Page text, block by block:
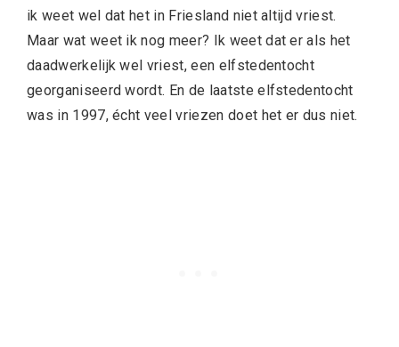
ik weet wel dat het in Friesland niet altijd vriest.
Maar wat weet ik nog meer? Ik weet dat er als het
daadwerkelijk wel vriest, een elfstedentocht
georganiseerd wordt. En de laatste elfstedentocht
was in 1997, écht veel vriezen doet het er dus niet.